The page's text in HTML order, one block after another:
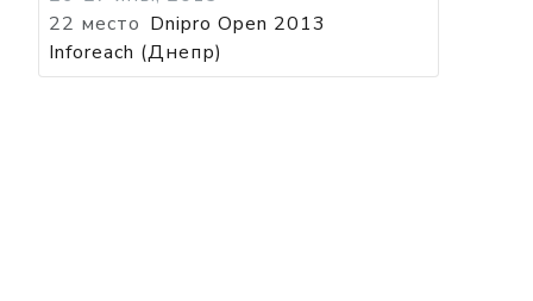
22 место Dnipro Open 2013
Inforeach (Днепр)